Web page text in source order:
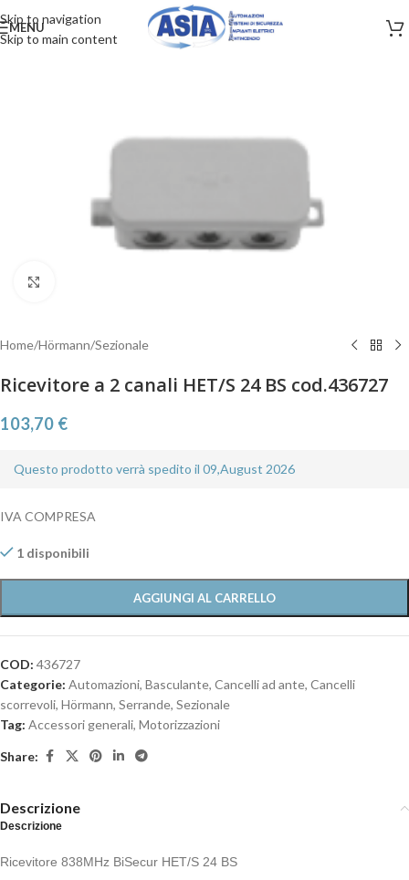
Skip to navigation
Skip to main content
MENU
Home/Hörmann/Sezionale
Ricevitore a 2 canali HET/S 24 BS cod.436727
103,70 €
Questo prodotto verrà spedito il 09,August 2026
IVA COMPRESA
1 disponibili
AGGIUNGI AL CARRELLO
COD: 436727
Categorie: Automazioni, Basculante, Cancelli ad ante, Cancelli
scorrevoli, Hörmann, Serrande, Sezionale
Tag: Accessori generali, Motorizzazioni
Share:
Descrizione
Descrizione
Ricevitore 838MHz BiSecur HET/S 24 BS